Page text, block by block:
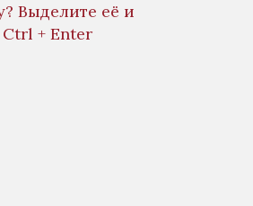
Выделите её и
+ Enter